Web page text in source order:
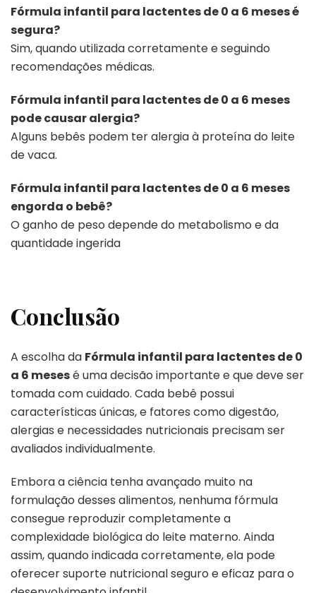
Fórmula infantil para lactentes de 0 a 6 meses é
segura?
Sim, quando utilizada corretamente e seguindo
recomendações médicas.
Fórmula infantil para lactentes de 0 a 6 meses
pode causar alergia?
Alguns bebês podem ter alergia à proteína do leite
de vaca.
Fórmula infantil para lactentes de 0 a 6 meses
engorda o bebê?
O ganho de peso depende do metabolismo e da
quantidade ingerida
Conclusão
A escolha da Fórmula infantil para lactentes de 0
a 6 mesesé uma decisão importante e que deve ser
tomada com cuidado. Cada bebê possui
características únicas, e fatores como digestão,
alergias e necessidades nutricionais precisam ser
avaliados individualmente.
Embora a ciência tenha avançado muito na
formulação desses alimentos, nenhuma fórmula
consegue reproduzir completamente a
complexidade biológica do leite materno. Ainda
assim, quando indicada corretamente, ela pode
oferecer suporte nutricional seguro e eficaz para o